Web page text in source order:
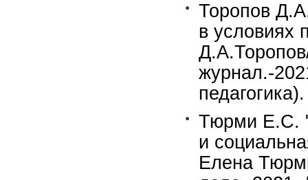
Торопов
в условиях
журнал.-
педагогика).
Тюрми Е.С.
и
Елена